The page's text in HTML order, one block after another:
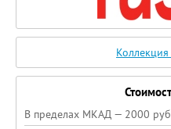
В пределах МКАД — 2000